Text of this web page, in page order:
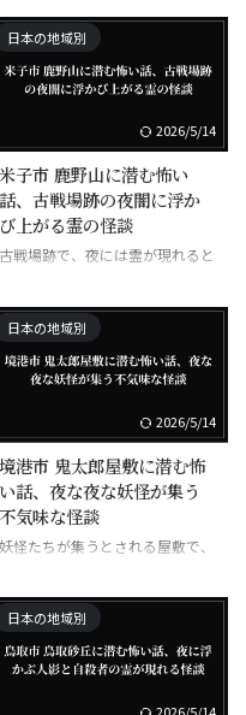
日本の地域別
2026/5/14
米子市 鹿野山に潜む怖い
話、古戦場跡の夜闇に浮か
び上がる霊の怪談
古戦場跡で、夜には霊が現れると
日本の地域別
2026/5/14
境港市 鬼太郎屋敷に潜む怖
い話、夜な夜な妖怪が集う
不気味な怪談
妖怪たちが集うとされる屋敷で、
う
日本の地域別
2026/5/14